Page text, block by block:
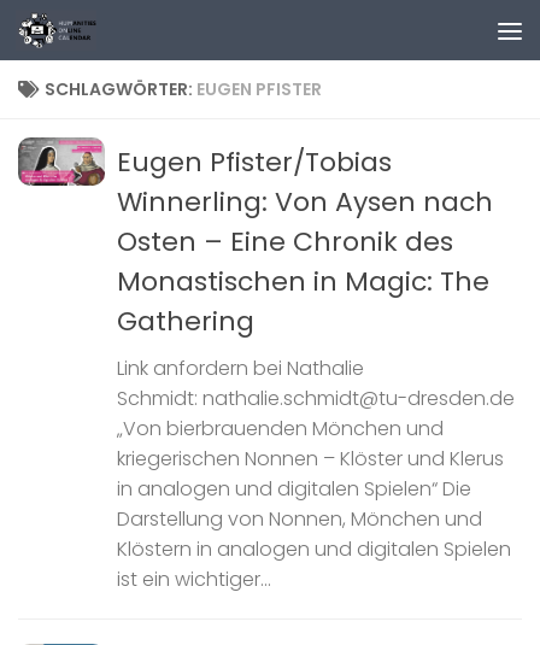
Zum Inhalt springen
SCHLAGWÖRTER: EUGEN PFISTER
Eugen Pfister/Tobias
Winnerling: Von Aysen nach
Osten – Eine Chronik des
Monastischen in Magic: The
Gathering
Link anfordern bei Nathalie
Schmidt: nathalie.schmidt@tu-dresden.de
„Von bierbrauenden Mönchen und
kriegerischen Nonnen – Klöster und Klerus
in analogen und digitalen Spielen“ Die
Darstellung von Nonnen, Mönchen und
Klöstern in analogen und digitalen Spielen
ist ein wichtiger...